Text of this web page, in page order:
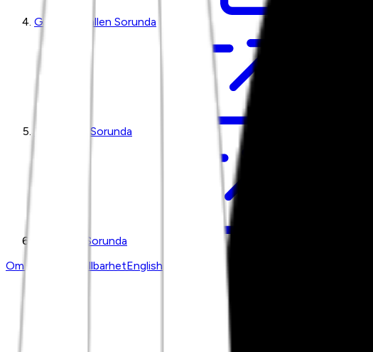
Grönsakshallen Sorunda
Kötthallen Sorunda
Fiskhallen Sorunda
Om oss
HållbarhetEnglish